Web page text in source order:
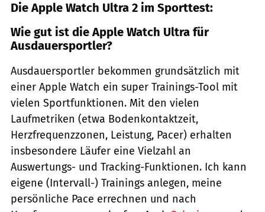
Die Apple Watch Ultra 2 im Sporttest:
Wie gut ist die Apple Watch Ultra für
Ausdauersportler?
Ausdauersportler bekommen grundsätzlich mit
einer Apple Watch ein super Trainings-Tool mit
vielen Sportfunktionen. Mit den vielen
Laufmetriken (etwa Bodenkontaktzeit,
Herzfrequenzzonen, Leistung, Pacer) erhalten
insbesondere Läufer eine Vielzahl an
Auswertungs- und Tracking-Funktionen. Ich kann
eigene (Intervall-) Trainings anlegen, meine
persönliche Pace errechnen und nach